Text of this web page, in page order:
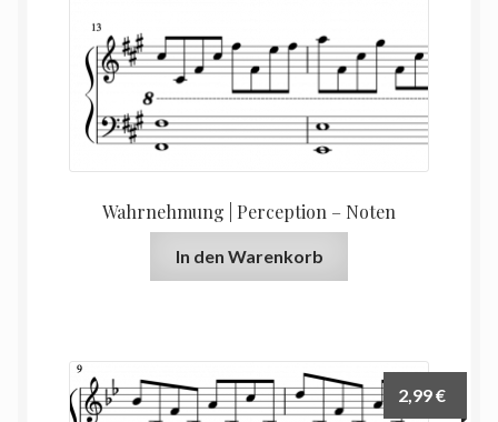
Wahrnehmung | Perception – Noten
In den Warenkorb
2,99€